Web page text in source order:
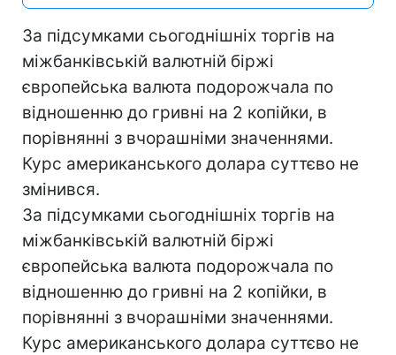
За підсумками сьогоднішніх торгів на
міжбанківській валютній біржі
європейська валюта подорожчала по
відношенню до гривні на 2 копійки, в
порівнянні з вчорашніми значеннями.
Курс американського долара суттєво не
змінився.
За підсумками сьогоднішніх торгів на
міжбанківській валютній біржі
європейська валюта подорожчала по
відношенню до гривні на 2 копійки, в
порівнянні з вчорашніми значеннями.
Курс американського долара суттєво не